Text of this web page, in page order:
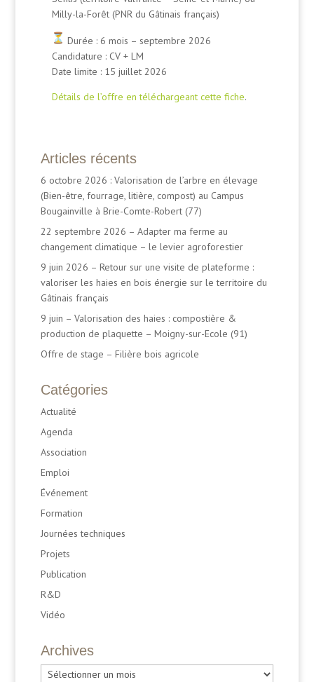
Milly-la-Forêt (PNR du Gâtinais français)
Durée : 6 mois – septembre 2026
Candidature : CV + LM
Date limite : 15 juillet 2026
Détails de l’offre en téléchargeant cette fiche.
Articles récents
6 octobre 2026 : Valorisation de l’arbre en élevage
(Bien-être, fourrage, litière, compost) au Campus
Bougainville à Brie-Comte-Robert (77)
22 septembre 2026 – Adapter ma ferme au
changement climatique – le levier agroforestier
9 juin 2026 – Retour sur une visite de plateforme :
valoriser les haies en bois énergie sur le territoire du
Gâtinais français
9 juin – Valorisation des haies : compostière &
production de plaquette – Moigny-sur-Ecole (91)
Offre de stage – Filière bois agricole
Catégories
Actualité
Agenda
Association
Emploi
Événement
Formation
Journées techniques
Projets
Publication
R&D
Vidéo
Archives
Archives